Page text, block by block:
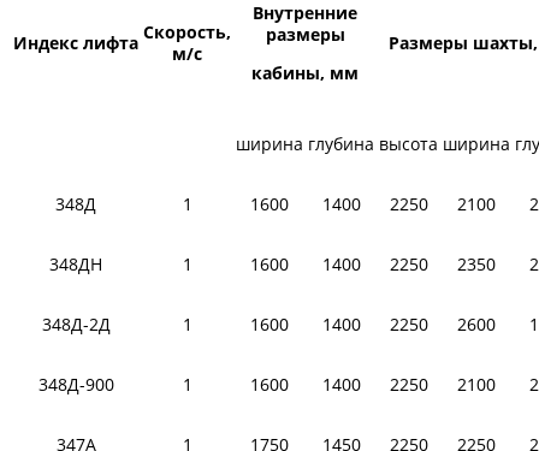
Индекс лифта Скорость,
м/с
Внутренние
размеры
кабины, мм
Размеры
ширина глубина высота ширина
348Д 1 1600 1400 2250 2100
348ДН 1 1600 1400 2250 2350
348Д-2Д 1 1600 1400 2250 2600
348Д-900 1 1600 1400 2250 2100
347А 1 1750 1450 2250 2250